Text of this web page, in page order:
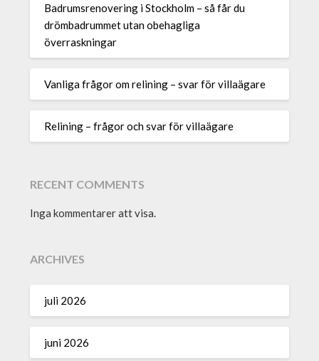
Badrumsrenovering i Stockholm – så får du
drömbadrummet utan obehagliga
överraskningar
Vanliga frågor om relining – svar för villaägare
Relining – frågor och svar för villaägare
RECENT COMMENTS
Inga kommentarer att visa.
ARCHIVES
juli 2026
juni 2026